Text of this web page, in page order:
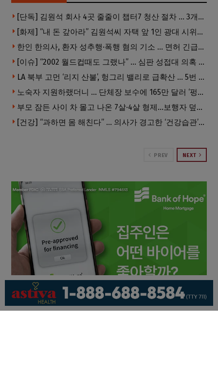
[단독] 김원석 회사 4곳 줄줄이 챕터7 청산 절차 … 3개 법인 같은 날 동시 파산 신청
[화제] “내 돈 갚아라” 김원석씨 자택 앞 1인 광대 시위 … 한인 투자사, “108만 달러 못받아”
한인 한의사, 환자 성추행·폭행 혐의 기소 … 면허 긴급정지
[이슈] “2002 월드컵때도 그랬나” … 심판 성접대 의혹 해외로 일파만파, 4강 신화까지 불똥
LA 북부 고먼 ‘리지 산불’, 헝그리 밸리로 급확산 … 5번 Fwy 양방향 전면 폐쇄
노숙자 지원하랬더니 … 단체장 보수에 165만 달러 ‘펑펑’
부모 잠든 사이 차 몰고 나온 7살·4살 형제…보행자 덮쳐 중태
[건강] “과하면 몸 해친다” … 의사가 경고한 ‘건강습관’ 5가지
PREV NEXT